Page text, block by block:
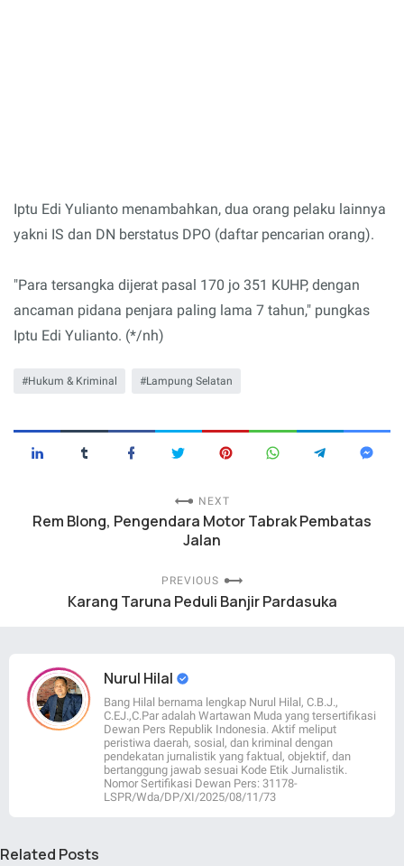
Iptu Edi Yulianto menambahkan, dua orang pelaku lainnya
yakni IS dan DN berstatus DPO (daftar pencarian orang).
"Para tersangka dijerat pasal 170 jo 351 KUHP, dengan
ancaman pidana penjara paling lama 7 tahun," pungkas
Iptu Edi Yulianto. (*/nh)
Hukum & Kriminal Lampung Selatan
NEXT
Rem Blong, Pengendara Motor Tabrak Pembatas
Jalan
PREVIOUS
Karang Taruna Peduli Banjir Pardasuka
Nurul Hilal
Bang Hilal bernama lengkap Nurul Hilal, C.B.J.,
C.EJ.,C.Par adalah Wartawan Muda yang tersertifikasi
Dewan Pers Republik Indonesia. Aktif meliput
peristiwa daerah, sosial, dan kriminal dengan
pendekatan jurnalistik yang faktual, objektif, dan
bertanggung jawab sesuai Kode Etik Jurnalistik.
Nomor Sertifikasi Dewan Pers: 31178-
LSPR/Wda/DP/XI/2025/08/11/73
Related Posts